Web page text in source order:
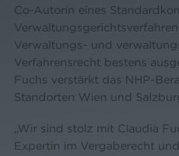
Co-Autorin eines
Verwaltungs- und
Verfahrensrecht bestens
Fuchs verstärkt das NHP-
Standorten Wien und
„Wir sind stolz mit Claudia
Expertin im Vergaberecht